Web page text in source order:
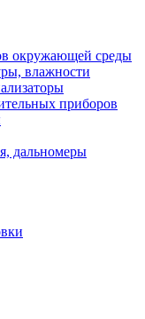
окружающей среды
влажности
приборов
дальномеры